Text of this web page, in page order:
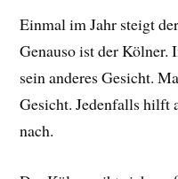
Einmal im Jahr steigt
Genauso ist der
sein anderes Gesicht.
Gesicht. Jedenfalls hilft
nach.